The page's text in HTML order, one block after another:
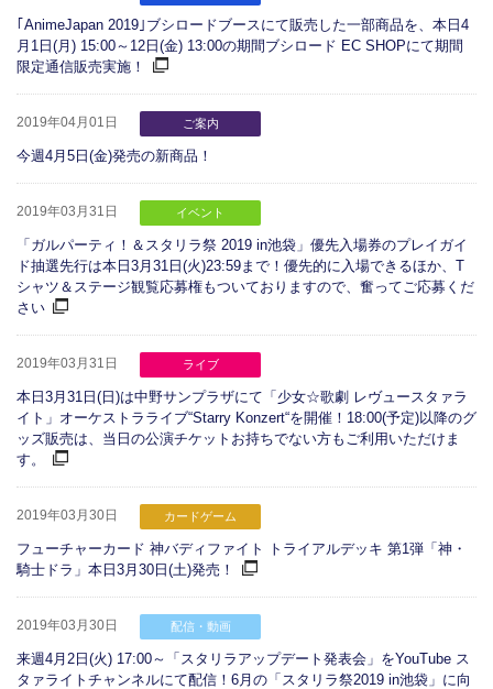
｢AnimeJapan 2019｣ブシロードブースにて販売した一部商品を、本日4
月1日(月) 15:00～12日(金) 13:00の期間ブシロード EC SHOPにて期間
限定通信販売実施！
2019年04月01日 ご案内
今週4月5日(金)発売の新商品！
2019年03月31日 イベント
「ガルパーティ！＆スタリラ祭 2019 in池袋」優先入場券のプレイガイ
ド抽選先行は本日3月31日(火)23:59まで！優先的に入場できるほか、T
シャツ＆ステージ観覧応募権もついておりますので、奮ってご応募くだ
さい
2019年03月31日 ライブ
本日3月31日(日)は中野サンプラザにて「少女☆歌劇 レヴュースタァラ
イト」オーケストラライブ“Starry Konzert“を開催！18:00(予定)以降のグ
ッズ販売は、当日の公演チケットお持ちでない方もご利用いただけま
す。
2019年03月30日 カードゲーム
フューチャーカード 神バディファイト トライアルデッキ 第1弾「神・
騎士ドラ」本日3月30日(土)発売！
2019年03月30日 配信・動画
来週4月2日(火) 17:00～「スタリラアップデート発表会」をYouTube ス
タァライトチャンネルにて配信！6月の「スタリラ祭2019 in池袋」に向